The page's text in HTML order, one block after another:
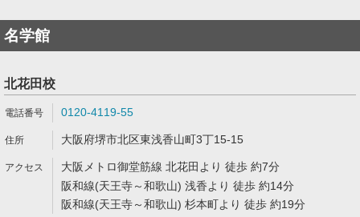
名学館
北花田校
0120-4119-55
大阪府堺市北区東浅香山町3丁15-15
大阪メトロ御堂筋線 北花田より 徒歩 約7分
阪和線(天王寺～和歌山) 浅香より 徒歩 約14分
阪和線(天王寺～和歌山) 杉本町より 徒歩 約19分